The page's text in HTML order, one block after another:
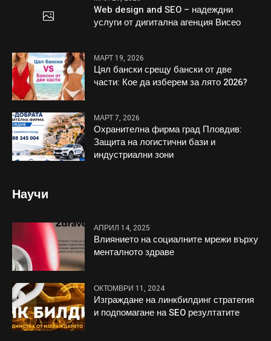
Web design and SEO – надеждни
услуги от дигитална агенция Висео
МАРТ 19, 2026
Цял бански срещу бански от две
части: Кое да изберем за лято 2026?
МАРТ 7, 2026
Охранителна фирма град Пловдив:
Защита на логистични бази и
индустриални зони
Научи
АПРИЛ 14, 2025
Влиянието на социалните мрежи върху
менталното здраве
ОКТОМВРИ 11, 2024
Изграждане на линкбилдинг стратегия
и подпомагане на SEO резултатите